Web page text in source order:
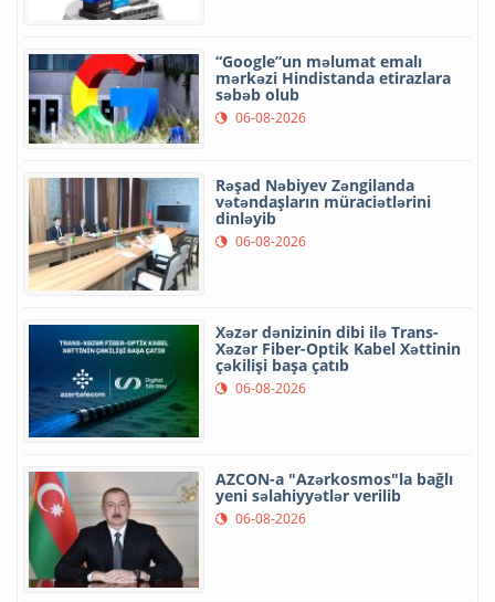
“Google”un məlumat emalı
mərkəzi Hindistanda etirazlara
səbəb olub
06-08-2026
Rəşad Nəbiyev Zəngilanda
vətəndaşların müraciətlərini
dinləyib
06-08-2026
Xəzər dənizinin dibi ilə Trans-
Xəzər Fiber-Optik Kabel Xəttinin
çəkilişi başa çatıb
06-08-2026
AZCON-a "Azərkosmos"la bağlı
yeni səlahiyyətlər verilib
06-08-2026